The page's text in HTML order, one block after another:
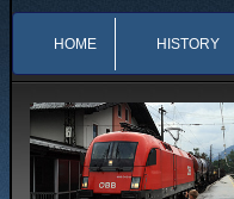
HOME HISTORY